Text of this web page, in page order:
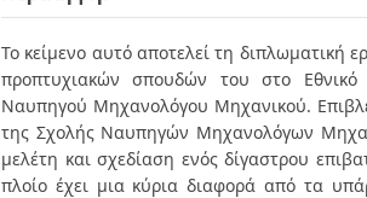
Το κείμενο αυτό αποτελεί τη διπλωματική
προπτυχιακών σπουδών του στο
Ναυπηγού Μηχανολόγου Μηχανικού.
της Σχολής Ναυπηγών Μηχανολόγων
μελέτη και σχεδίαση ενός δίγαστρου
πλοίο έχει μια κύρια διαφορά από τα